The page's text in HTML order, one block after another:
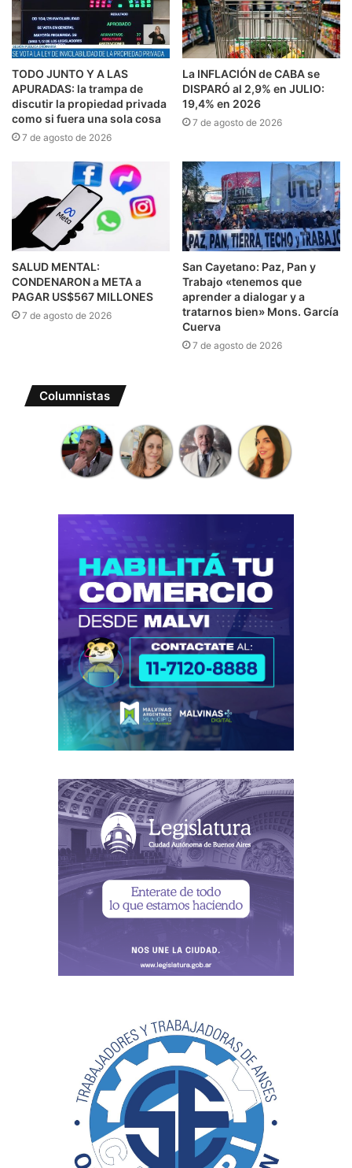
TODO JUNTO Y A LAS
APURADAS: la trampa de
discutir la propiedad privada
como si fuera una sola cosa
7 de agosto de 2026
La INFLACIÓN de CABA se
DISPARÓ al 2,9% en JULIO:
19,4% en 2026
7 de agosto de 2026
SALUD MENTAL:
CONDENARON a META a
PAGAR US$567 MILLONES
7 de agosto de 2026
San Cayetano: Paz, Pan y
Trabajo «tenemos que
aprender a dialogar y a
tratarnos bien» Mons. García
Cuerva
7 de agosto de 2026
Columnistas